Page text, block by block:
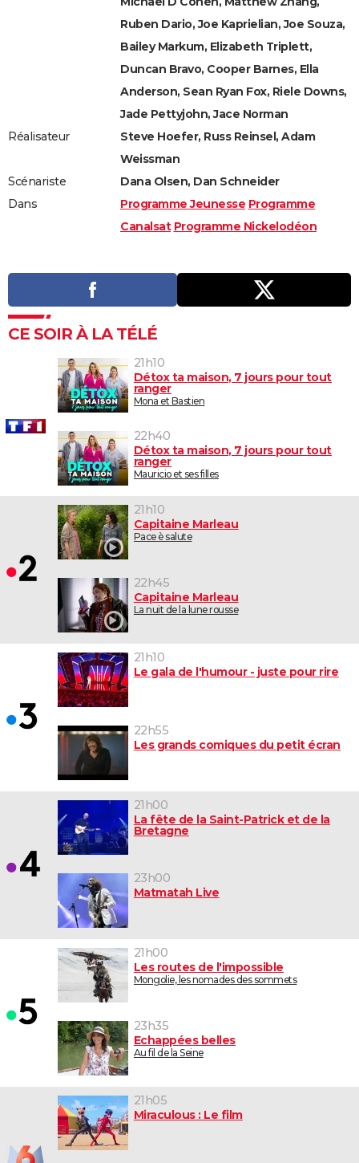
Ruben Dario, Joe Kaprielian, Joe Souza,
Bailey Markum, Elizabeth Triplett,
Duncan Bravo, Cooper Barnes, Ella
Anderson, Sean Ryan Fox, Riele Downs,
Jade Pettyjohn, Jace Norman
Réalisateur
Steve Hoefer, Russ Reinsel, Adam
Weissman
Scénariste
Dana Olsen, Dan Schneider
Dans
Programme Jeunesse Programme
Canalsat Programme Nickelodéon
CE SOIR À LA TÉLÉ
21h10
Détox ta maison, 7 jours pour tout
ranger
Mona et Bastien
22h40
Détox ta maison, 7 jours pour tout
ranger
Mauricio et ses filles
21h10
Capitaine Marleau
Pace è salute
22h45
Capitaine Marleau
La nuit de la lune rousse
21h10
Le gala de l'humour - juste pour rire
22h55
Les grands comiques du petit écran
21h00
La fête de la Saint-Patrick et de la
Bretagne
23h00
Matmatah Live
21h00
Les routes de l'impossible
Mongolie, les nomades des sommets
23h35
Echappées belles
Au fil de la Seine
21h05
Miraculous : Le film